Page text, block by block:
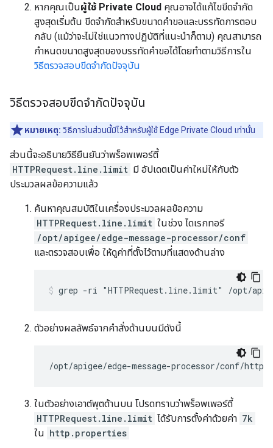
หากคุณเป็นผู้ใช้ Private Cloud คุณอาจได้แก้ไขขีดจำกัด
สูงสุดเริ่มต้น ขีดจำกัดสำหรับขนาดคำขอและบรรทัดการตอบ
กลับ (แม้ว่าจะไม่ใช่แนวทางปฏิบัติที่แนะนำก็ตาม) คุณสามารถ
กำหนดขนาดสูงสุดของบรรทัดคำขอได้โดยทำตามวิธีการใน
วิธีตรวจสอบขีดจำกัดปัจจุบัน
วิธีตรวจสอบขีดจำกัดปัจจุบัน
หมายเหตุ: วิธีการในส่วนนี้มีไว้สำหรับผู้ใช้ Edge Private Cloud เท่านั้น
ส่วนนี้จะอธิบายวิธียืนยันว่าพร็อพเพอร์ตี้
HTTPRequest.line.limit มี อัปเดตเป็นค่าใหม่ให้กับตัว
ประมวลผลข้อความแล้ว
ค้นหาคุณสมบัติในเครื่องประมวลผลข้อความ
HTTPRequest.line.limit ในช่วง ไดเรกทอรี
/opt/apigee/edge-message-processor/conf
และตรวจสอบเพื่อ ให้ดูค่าที่ตั้งไว้ตามที่แสดงด้านล่าง
ตัวอย่างผลลัพธ์จากคำสั่งด้านบนมีดังนี้
/opt/apigee/edge-message-processor/conf/
ในตัวอย่างเอาต์พุตด้านบน โปรดทราบว่าพร็อพเพอร์ตี้
HTTPRequest.line.limit ได้รับการตั้งค่าด้วยค่า 7k
ใน http.properties